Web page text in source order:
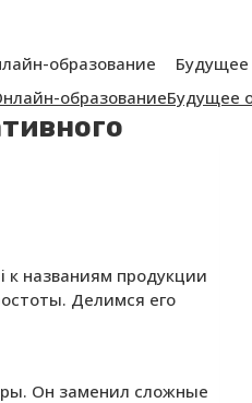
образование Будущее
образованиеБудущее
к названиям продукции
Делимся его
Он заменил сложные